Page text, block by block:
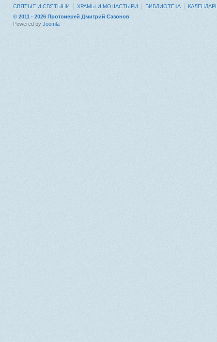
СВЯТЫЕ И СВЯТЫНИ ХРАМЫ И МОНАСТЫРИ БИБЛИОТЕКА
© 2011 - 2026 Протоиерей Дмитрий Сазонов
Powered by Joomla